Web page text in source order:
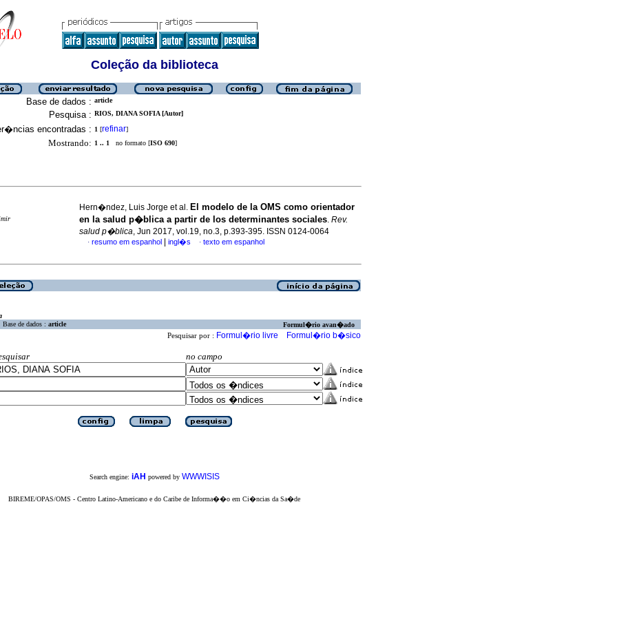
Coleção da biblioteca
Base de dados : article
Pesquisa : RIOS, DIANA SOFIA [Autor]
encontradas : 1 [refinar]
Mostrando: 1 .. 1 no formato [ISO 690]
Hern�ndez, Luis Jorge et al. El modelo de la OMS como orientador
en la salud p�blica a partir de los determinantes sociales. Rev.
salud p�blica, Jun 2017, vol.19, no.3, p.393-395. ISSN 0124-0064
· resumo em espanhol ingl�s · texto em espanhol
Base de dados : article Formul�rio avan�ado
Pesquisar por : Formul�rio livre Formul�rio b�sico
no campo
Search engine: iAH powered by WWWISIS
BIREME/OPAS/OMS - Centro Latino-Americano e do Caribe de Informa��o em Ci�ncias da Sa�de